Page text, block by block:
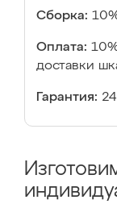
Сборка:
Оплата:
доставки
Гарантия: